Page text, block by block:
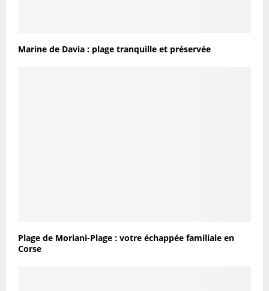
Marine de Davia : plage tranquille et préservée
Plage de Moriani-Plage : votre échappée familiale en
Corse